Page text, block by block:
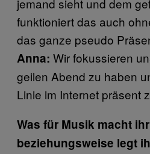
funktioniert das auch
das ganze pseudo
Anna: Wir fokussieren
geilen Abend zu haben
Linie im Internet präsent
Was für Musik macht
beziehungsweise legt